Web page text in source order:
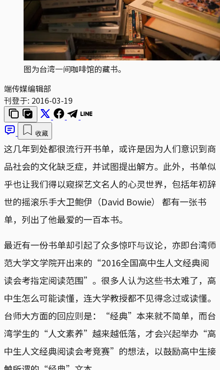
图为台湾一间咖啡馆的藏书。
端传媒编辑部
刊登于: 2016-03-19
收藏
这几年到处都很流行开书单，或许是因为人们意识到商
品社会的文化缺乏症，并试图提出解方。此外，书单似
乎也让我们得以窥探艺文名人的心灵世界，包括年初辞
世的摇滚乐手大卫鲍伊（David Bowie） 都有一张书
单，列出了他最爱的一百本书。
最近有一份书单却引起了众多惊吓与议论，亦即台湾师
范大学文学院开出来的“2016全国高中生人文经典阅
读会考指定阅读范围”。很多人认为这些书太难了，高
中生怎么可能读懂，连大学教授都不见得念过或读懂。
台师大方面的回应则是：“经典”本来就不简单，而台
湾学生的“人文素养”越来越低落，才会兴起举办“高
中生人文经典阅读会考竞赛”的想法，以鼓励高中生接